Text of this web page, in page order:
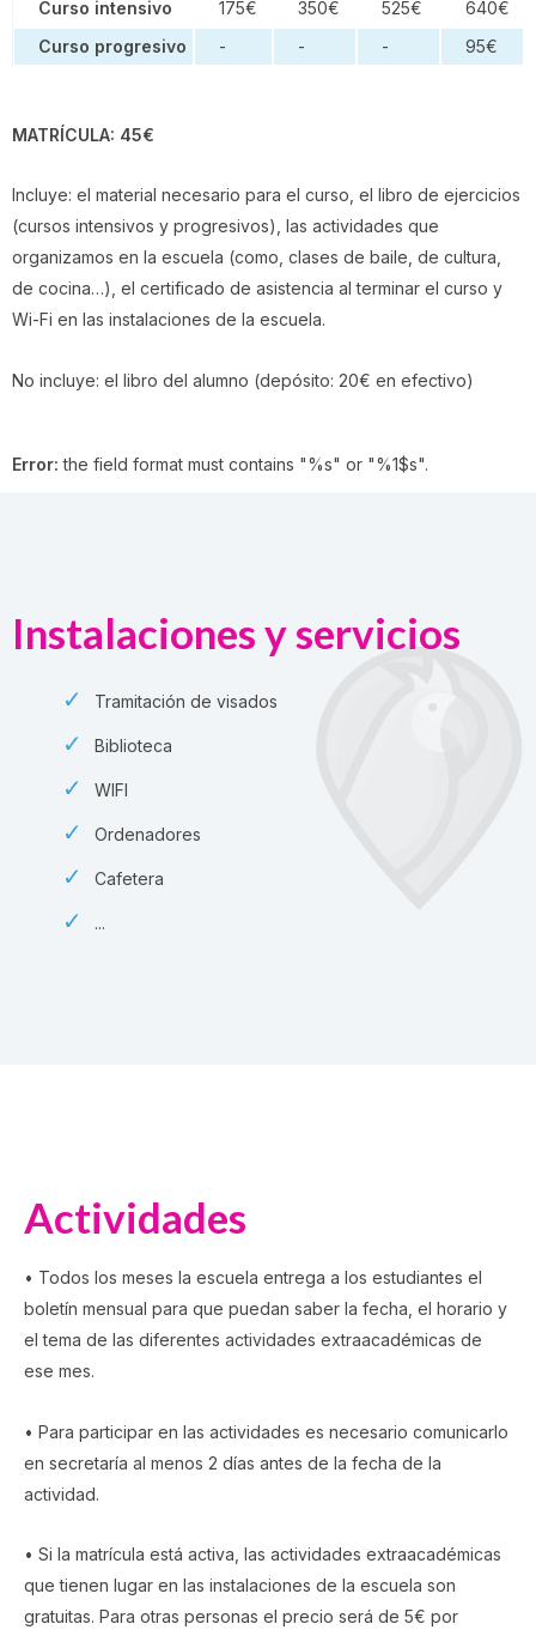
Curso intensivo 175€ 350€ 525€
640€
Curso progresivo
- - - 95€
MATRÍCULA: 45€
Incluye: el material necesario para el curso, el libro de ejercicios
(cursos intensivos y progresivos), las actividades que
organizamos en la escuela (como, clases de baile, de cultura,
de cocina…), el certificado de asistencia al terminar el curso y
Wi-Fi en las instalaciones de la escuela.
No incluye: el libro del alumno (depósito: 20€ en efectivo)
Error: the field format must contains "%s" or "%1$s".
Instalaciones y servicios
Tramitación de visados
Biblioteca
WIFI
Ordenadores
Cafetera
...
Actividades
• Todos los meses la escuela entrega a los estudiantes el
boletín mensual para que puedan saber la fecha, el horario y
el tema de las diferentes actividades extraacadémicas de
ese mes.
• Para participar en las actividades es necesario comunicarlo
en secretaría al menos 2 días antes de la fecha de la
actividad.
• Si la matrícula está activa, las actividades extraacadémicas
que tienen lugar en las instalaciones de la escuela son
gratuitas. Para otras personas el precio será de 5€ por